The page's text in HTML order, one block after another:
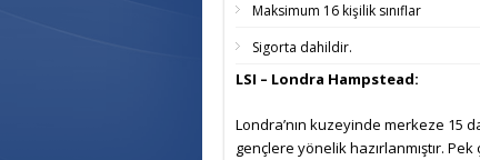
Maksimum 16 kişilik sınıflar
Sigorta dahildir.
LSI – Londra Hampstead:
Londra’nın kuzeyinde merkeze 15
gençlere yönelik hazırlanmıştır.